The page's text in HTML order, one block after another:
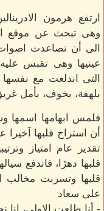
ارتفع هرمون
وهى تبحث عن موقع
الى أن تصاعدت
عينيها وهى تقبس عليه
التى اندلعت مع
بلهفة، بخوف، بأمل
فلمس ابهامها اسمها
أن استراح قلبها
تقدير عام امتياز
قلبها دهرًا، فاندفع
قلبها وتسربت مخالب
على سعاد